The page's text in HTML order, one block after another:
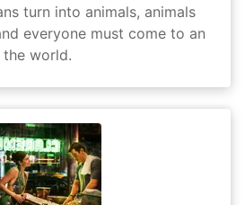
turn into animals, animals
everyone must come to an
world.